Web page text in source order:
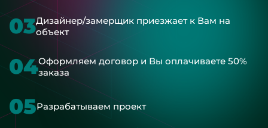
03Дизайнер/замерщик приезжает к Вам на
объект
04Оформляем договор и Вы оплачиваете 50%
заказа
05Разрабатываем проект